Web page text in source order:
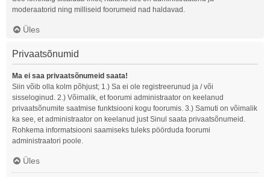
moderaatorid ning milliseid foorumeid nad haldavad.
Üles
Privaatsõnumid
Ma ei saa privaatsõnumeid saata!
Siin võib olla kolm põhjust; 1.) Sa ei ole registreerunud ja / või
sisseloginud. 2.) Võimalik, et foorumi administraator on keelanud
privaatsõnumite saatmise funktsiooni kogu foorumis. 3.) Samuti on võimalik
ka see, et administraator on keelanud just Sinul saata privaatsõnumeid.
Rohkema informatsiooni saamiseks tuleks pöörduda foorumi
administraatori poole.
Üles